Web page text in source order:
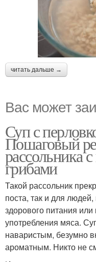
читать дальше →
Вас может
Суп с
Пошаговый
рассольника
грибами
Такой рассольник
поста, так и для
здорового питания
употребления мяса.
наваристым, безумно
ароматным. Никто не